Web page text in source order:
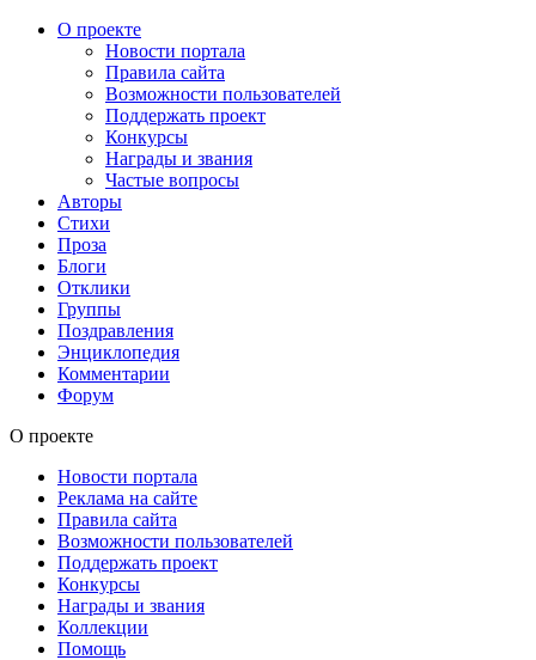
О проекте
Новости портала
Правила сайта
Возможности пользователей
Поддержать проект
Конкурсы
Награды и звания
Частые вопросы
Авторы
Стихи
Проза
Блоги
Отклики
Группы
Поздравления
Энциклопедия
Комментарии
Форум
О проекте
Новости портала
Реклама на сайте
Правила сайта
Возможности пользователей
Поддержать проект
Конкурсы
Награды и звания
Коллекции
Помощь